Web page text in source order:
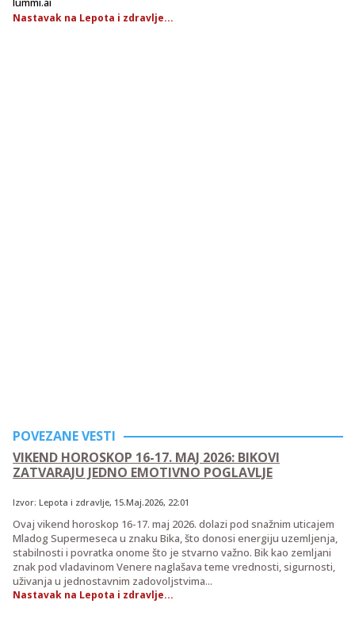
Nastavak na Lepota i zdravlje...
POVEZANE VESTI
VIKEND HOROSKOP 16-17. MAJ 2026: BIKOVI
ZATVARAJU JEDNO EMOTIVNO POGLAVLJE
Izvor: Lepota i zdravlje, 15.Maj.2026, 22:01
Ovaj vikend horoskop 16-17. maj 2026. dolazi pod snažnim uticajem
Mladog Supermeseca u znaku Bika, što donosi energiju uzemljenja,
stabilnosti i povratka onome što je stvarno važno. Bik kao zemljani
znak pod vladavinom Venere naglašava teme vrednosti, sigurnosti,
uživanja u jednostavnim zadovoljstvima...
Nastavak na Lepota i zdravlje...